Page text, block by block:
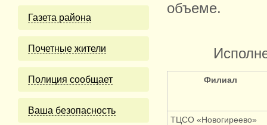
Газета района
Почетные жители
Полиция сообщает
Ваша безопасность
объеме.
Филиал
ТЦСО «Новогиреево»